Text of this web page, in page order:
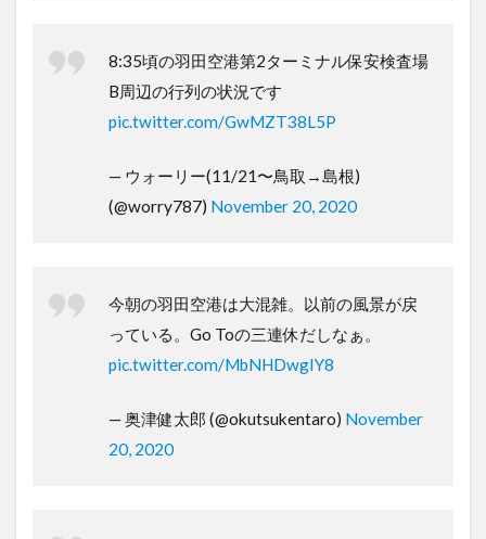
8:35頃の羽田空港第2ターミナル保安検査場
B周辺の行列の状況です
pic.twitter.com/GwMZT38L5P
— ウォーリー(11/21〜鳥取→島根)
(@worry787) November 20, 2020
今朝の羽田空港は大混雑。以前の風景が戻
っている。Go Toの三連休だしなぁ。
pic.twitter.com/MbNHDwgIY8
— 奥津健太郎 (@okutsukentaro) November
20, 2020